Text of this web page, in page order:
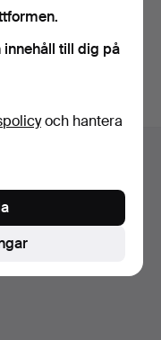
auktioner
innehåll till dig på
och hantera